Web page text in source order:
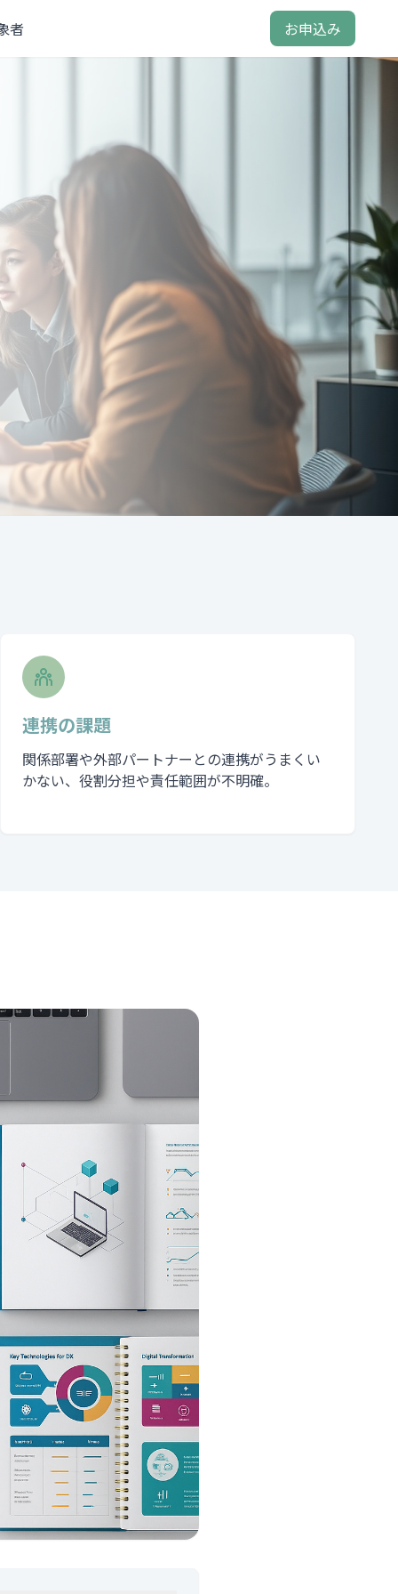
者 お申込み
連携の課題
関係部署や外部パートナーとの連携がうまくい
かない、役割分担や責任範囲が不明確。